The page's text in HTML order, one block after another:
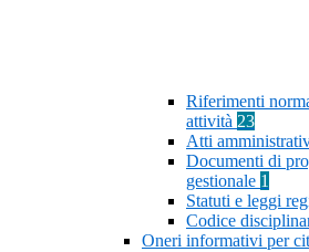
Riferimenti
attività 23
Atti
Documenti di
gestionale 1
Statuti e leggi
Codice
Oneri informativi per